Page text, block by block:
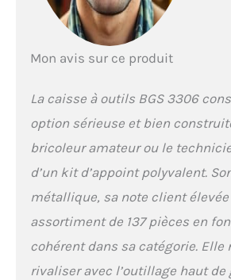
Jauges
mm |
en fibres
g | Jeu
couleur, 32
Cutter
18 mm |
Jeu de clés
contre-
Mon avis sur ce produit
La caisse à outils BGS 3306
option sérieuse et bien
bricoleur amateur ou le
d’un kit d’appoint polyvalent.
métallique, sa note client
assortiment de 137 pièces en
cohérent dans sa catégorie. Elle
rivaliser avec l’outillage haut